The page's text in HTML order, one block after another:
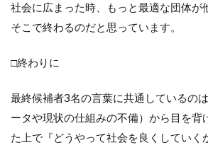
社会に広まった時、もっと最適な団体が
そこで終わるのだと思っています。
□終わりに
最終候補者3名の言葉に共通しているの
ータや現状の仕組みの不備）から目を背
た上で『どうやって社会を良くしていく